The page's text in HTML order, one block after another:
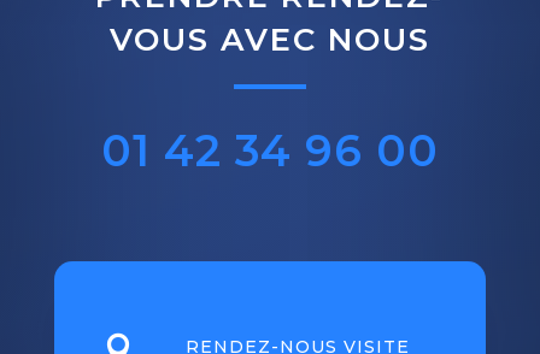
VOUS AVEC NOUS
01 42 34 96 00
RENDEZ-NOUS VISITE